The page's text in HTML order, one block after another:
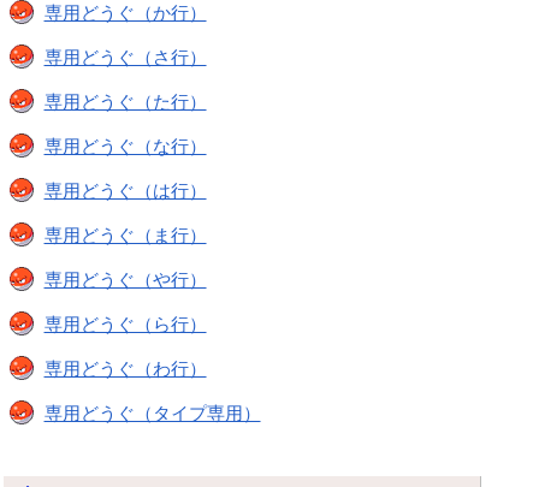
専用どうぐ（か行）
専用どうぐ（さ行）
専用どうぐ（た行）
専用どうぐ（な行）
専用どうぐ（は行）
専用どうぐ（ま行）
専用どうぐ（や行）
専用どうぐ（ら行）
専用どうぐ（わ行）
専用どうぐ（タイプ専用）